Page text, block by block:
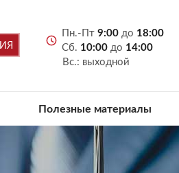
Пн.-Пт 9:00 до 18:00
Сб. 10:00 до 14:00
Вс.: выходной
Полезные материалы